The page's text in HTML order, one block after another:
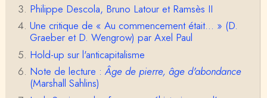
Anonymous
1° Le message subliminal est celui-ci: il y a un sché
ma évolutif des sociétés, avec des stades infér…
Olivier Anselm
Une nouvelle fois, cher Christophe Darmangeat, m
erci pour l'intelligence et le sens salutaire de…
Philippe Descola, Bruno Latour et Ramsès II
Une critique de « Au commencement était... » (D.
Graeber et D. Wengrow) par Axel Paul
Hold-up sur l'anticapitalisme
Note de lecture :Âge de pierre, âge d'abondance
(Marshall Sahlins)